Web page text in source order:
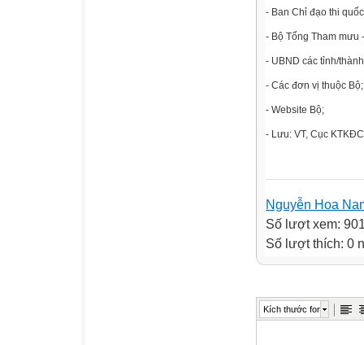
- Ban Chỉ đạo thi
- Bộ Tổng Tham mưu
- UBND các tỉnh/
- Các đơn vị thuộc Bộ;
- Website Bộ;
- Lưu: VT, Cục
Nguyễn Hoa
Số lượt xem:
Số lượt thích: 0
Kích thước font